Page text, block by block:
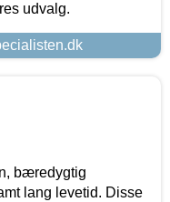
udvalg.
bæredygtig
lang levetid. Disse